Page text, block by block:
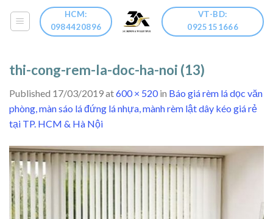
HCM:
0984420896
VT-BD:
0925151666
thi-cong-rem-la-doc-ha-noi (13)
Published 17/03/2019at600 × 520in Báo giá rèm lá dọc văn
phòng, màn sáo lá đứng lá nhựa, mành rèm lật dây kéo giá rẻ
tại TP. HCM & Hà Nội